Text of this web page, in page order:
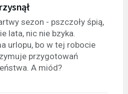
sezon - pszczoły śpią,
lata, nic nie bzyka.
urlopu, bo w tej robocie
przygotowań
A miód?